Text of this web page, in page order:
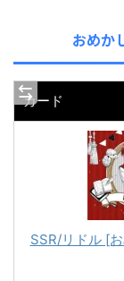
おめか
カード
SSR/リドル [